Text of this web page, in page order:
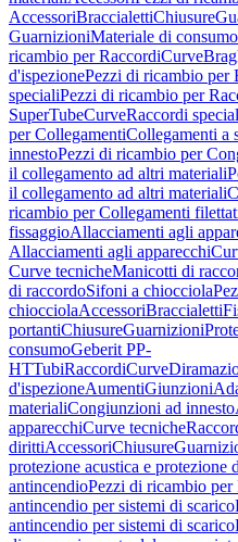
AccessoriBraccialettiChiusure
GuarnizioniMateriale di consumo
ricambio per RaccordiCurve
d'ispezionePezzi di ricambio per
specialiPezzi di ricambio per
SuperTubeCurveRaccordi
per CollegamentiCollegamenti a
innestoPezzi di ricambio per
il collegamento ad altri materiali
il collegamento ad altri materiali
ricambio per Collegamenti
fissaggioAllacciamenti agli
Allacciamenti agli apparecchi
Curve tecnicheManicotti di
di raccordoSifoni a chiocciola
chiocciolaAccessoriBraccialetti
portantiChiusureGuarnizioni
consumoGeberit PP-
HTTubiRaccordiCurve
d'ispezioneAumentiGiunzioni
materialiCongiunzioni ad innesto
apparecchiCurve tecniche
dirittiAccessoriChiusure
protezione acustica e protezione
antincendioPezzi di ricambio per
antincendio per sistemi di scarico
antincendio per sistemi di scarico